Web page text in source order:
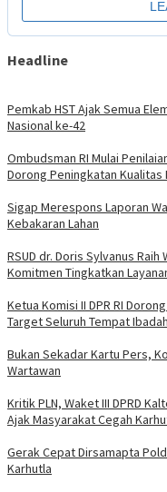
Headline
Pemkab HST Ajak Semua
Nasional ke-42
Ombudsman RI Mulai
Dorong Peningkatan Kualitas
Sigap Merespons Laporan
Kebakaran Lahan
RSUD dr. Doris Sylvanus
Komitmen Tingkatkan
Ketua Komisi II DPR RI
Target Seluruh Tempat
Bukan Sekadar Kartu Pers,
Wartawan
Kritik PLN, Waket III DPRD
Ajak Masyarakat Cegah
Gerak Cepat Dirsamapta
Karhutla